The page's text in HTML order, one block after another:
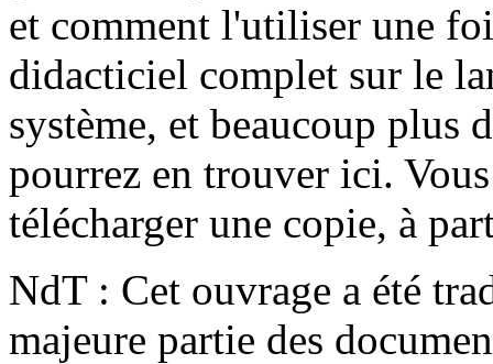
et comment l'utiliser une
didacticiel complet sur le
système, et beaucoup plus
pourrez en trouver ici.
télécharger une copie, à
NdT : Cet ouvrage a été
majeure partie des